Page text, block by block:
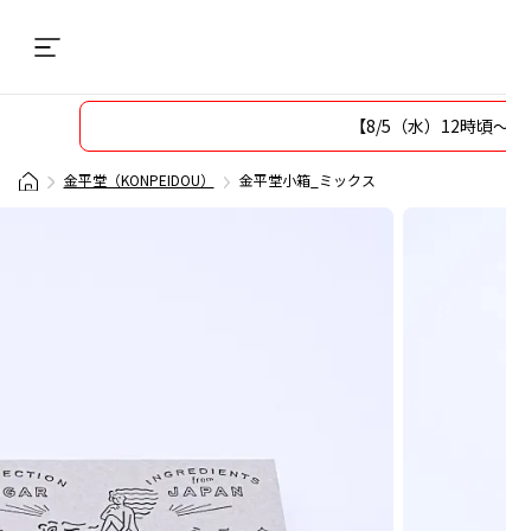
【8/5（水）12時
金平堂（KONPEIDOU） 金平堂小箱_ミックス